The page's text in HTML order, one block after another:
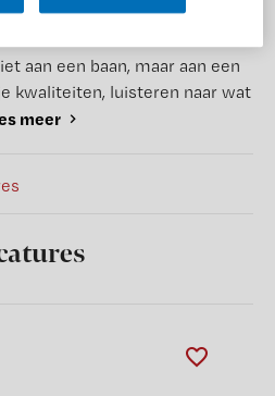
aan een baan, maar aan een
kwaliteiten, luisteren naar wat
meer